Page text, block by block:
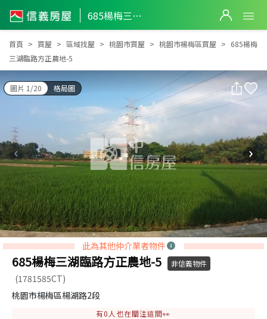
685楊梅三湖臨路方正農地-5
685楊梅三湖臨路方正農地-5
首頁 買屋 區域找屋 桃園市買屋 桃園市楊梅區買屋
685楊梅
三湖臨路方正農地-5
圖片 1/20 格局圖
此為其他仲介業者物件
685楊梅三湖臨路方正農地-5 非信義物件
(1781585CT)
桃園市楊梅區楊湖路2段
有0 人也在關注這間👀